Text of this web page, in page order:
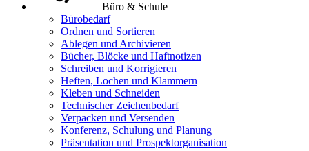
Büro & Schule
Bürobedarf
Ordnen und Sortieren
Ablegen und Archivieren
Bücher, Blöcke und Haftnotizen
Schreiben und Korrigieren
Heften, Lochen und Klammern
Kleben und Schneiden
Technischer Zeichenbedarf
Verpacken und Versenden
Konferenz, Schulung und Planung
Präsentation und Prospektorganisation